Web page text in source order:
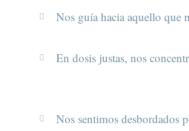
Nos guía hacia aquello que
En dosis justas, nos
Nos sentimos desbordados